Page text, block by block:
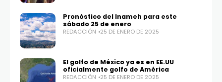
Twitter
100,0
Pronóstico del Inameh para este
sábado 25 de enero
REDACCIÓN 25 DE ENERO DE 2025
El golfo de México ya es en EE.UU
oficialmente golfo de América
REDACCIÓN 25 DE ENERO DE 2025